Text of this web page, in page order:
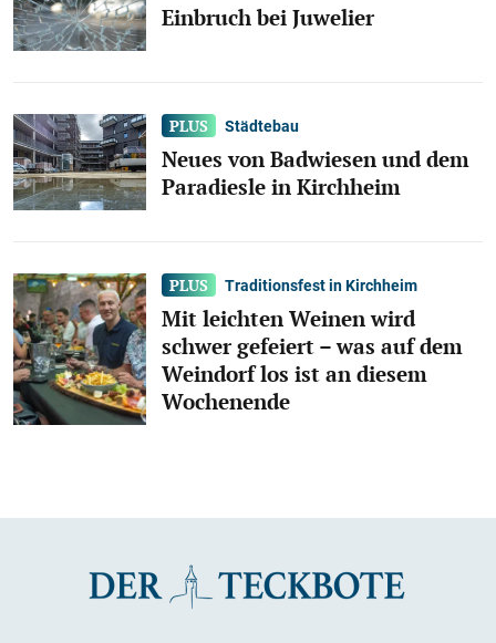
Einbruch bei Juwelier
Städtebau
Neues von Badwiesen und dem
Paradiesle in Kirchheim
Traditionsfest in Kirchheim
Mit leichten Weinen wird
schwer gefeiert – was auf dem
Weindorf los ist an diesem
Wochenende